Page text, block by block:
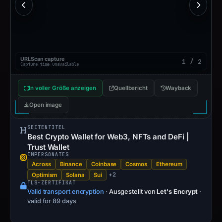
Capture time unavailable 1 / 2
SEITENTITEL
Best Crypto Wallet for Web3, NFTs and DeFi |
Trust Wallet
IMPERSONATES
Across Binance Coinbase
Optimism
Solana
TLS-ZERTIFIKAT
Valid transport encryption